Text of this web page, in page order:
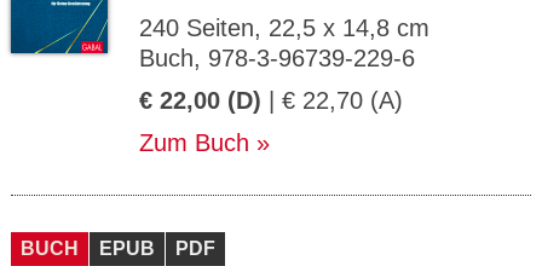
240 Seiten, 22,5 x 14,8 cm
Buch, 978-3-96739-229-6
€ 22,00 (D) | € 22,70 (A)
Zum Buch
BUCH EPUB PDF